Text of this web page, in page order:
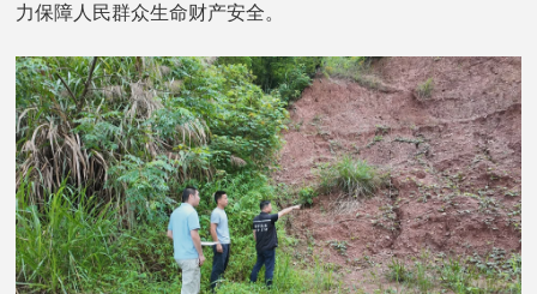
力保障人民群众生命财产安全。